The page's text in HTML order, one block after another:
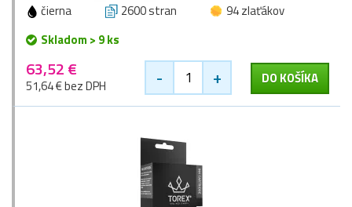
čierna 2600 stran
94 zlaťákov
Skladom > 9 ks
63,52 €
51,64 € bez DPH - + DO KOŠÍKA